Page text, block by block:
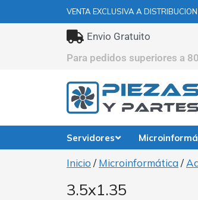
VENTA EXCLUSIVA A DISTRIBUCION
Envio Gratuito
Para pedidos superiores a
Servidores
Inicio / Microinformática/
3.5x1.35